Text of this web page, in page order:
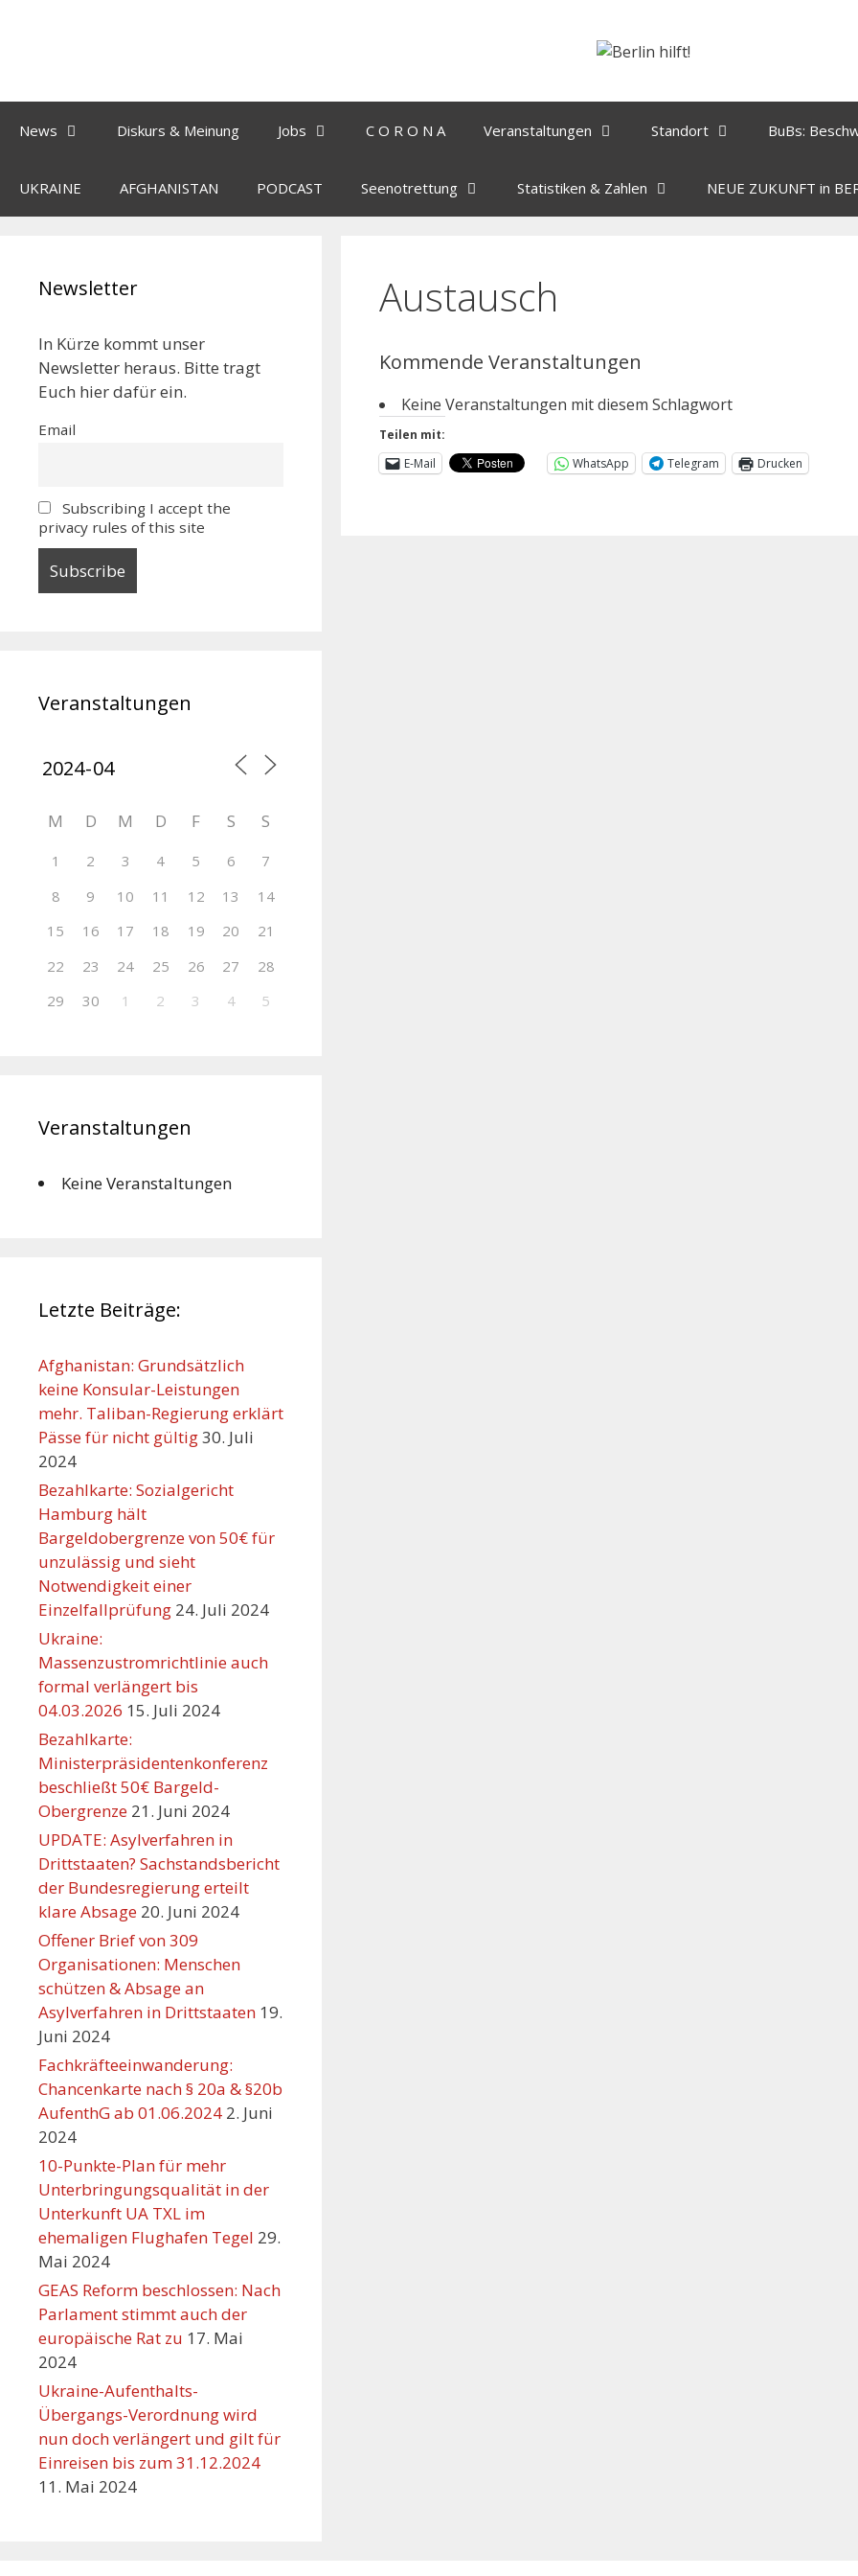
News Diskurs & Meinung Jobs C O R O N A Veranstaltungen Standort BuBs:
UKRAINE AFGHANISTAN PODCAST Seenotrettung Statistiken & Zahlen NEUE ZUKUNFT in
Austausch
Kommende Veranstaltungen
Keine Veranstaltungen mit diesem Schlagwort
Teilen mit:
E-Mail
WhatsApp Telegram Drucken
Newsletter
In Kürze kommt unser
Newsletter heraus. Bitte tragt
Euch hier dafür ein.
Email
Subscribing I accept the
privacy rules of this site
Veranstaltungen
M D M D F S S
1 2 3 4 5 6
7
8
9 10 11 12 13
14
15
16 17 18 19 20
21
22
23 24 25 26 27
28
29
30 1 2 3 4 5
Veranstaltungen
Keine Veranstaltungen
Letzte Beiträge:
Afghanistan: Grundsätzlich
keine Konsular-Leistungen
mehr. Taliban-Regierung erklärt
Pässe für nicht gültig30. Juli
2024
Bezahlkarte: Sozialgericht
Hamburg hält
Bargeldobergrenze von 50€ für
unzulässig und sieht
Notwendigkeit einer
Einzelfallprüfung 24. Juli 2024
Ukraine:
Massenzustromrichtlinie auch
formal verlängert bis
04.03.2026 15. Juli 2024
Bezahlkarte:
Ministerpräsidentenkonferenz
beschließt 50€ Bargeld-
Obergrenze 21. Juni 2024
UPDATE: Asylverfahren in
Drittstaaten? Sachstandsbericht
der Bundesregierung erteilt
klare Absage 20. Juni 2024
Offener Brief von 309
Organisationen: Menschen
schützen & Absage an
Asylverfahren in Drittstaaten 19.
Juni 2024
Fachkräfteeinwanderung:
Chancenkarte nach § 20a & §20b
AufenthG ab 01.06.2024 2. Juni
2024
10-Punkte-Plan für mehr
Unterbringungsqualität in der
Unterkunft UA TXL im
ehemaligen Flughafen Tegel 29.
Mai 2024
GEAS Reform beschlossen: Nach
Parlament stimmt auch der
europäische Rat zu 17. Mai
2024
Ukraine-Aufenthalts-
Übergangs-Verordnung wird
nun doch verlängert und gilt für
Einreisen bis zum 31.12.2024
11. Mai 2024